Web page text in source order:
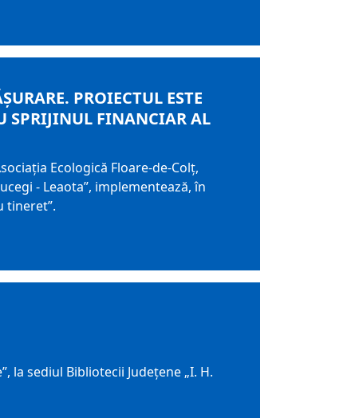
PROIECTUL ESTE
SPRIJINUL FINANCIAR AL
Ecologică Floare-de-Colţ,
- Leaota”, implementează, în
tineret”.
la sediul Bibliotecii Judeţene „I. H.